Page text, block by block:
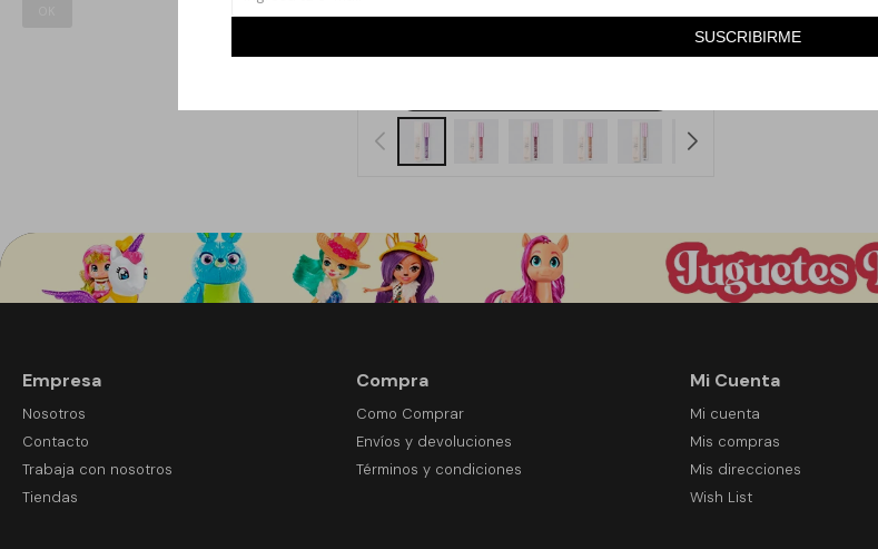
SUSCRIBIRME
$149
Empresa
Nosotros
Contacto
Trabaja con nosotros
Tiendas
Compra
Como Comprar
Envíos y devoluciones
Términos y condiciones
Mi Cuenta
Mi cuenta
Mis compras
Mis direcciones
Wish List